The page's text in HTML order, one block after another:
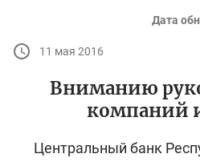
Дата
11 мая 2016
Вниманию
компаний
Центральный банк